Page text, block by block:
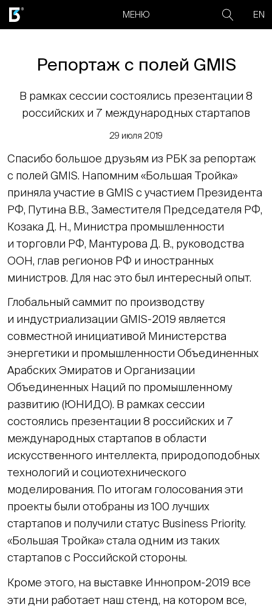
МЕНЮ EN
Репортаж с полей GMIS
В рамках сессии состоялись презентации 8
российских и 7 международных стартапов
29 июля 2019
Спасибо большое друзьям из РБК за репортаж
с полей GMIS. Напомним «Большая Тройка»
приняла участие в GMIS с участием Президента
РФ, Путина В.В., Заместителя Председателя РФ,
Козака Д. Н., Министра промышленности
и торговли РФ, Мантурова Д. В., руководства
ООН, глав регионов РФ и иностранных
министров. Для нас это был интересный опыт.
Глобальный саммит по производству
и индустриализации GMIS-2019 является
совместной инициативой Министерства
энергетики и промышленности Объединенных
Арабских Эмиратов и Организации
Объединенных Наций по промышленному
развитию (ЮНИДО). В рамках сессии
состоялись презентации 8 российских и 7
международных стартапов в области
искусственного интеллекта, природоподобных
технологий и социотехнического
моделирования. По итогам голосования эти
проекты были отобраны из 100 лучших
стартапов и получили статус Business Priority.
«Большая Тройка» стала одним из таких
стартапов с Российской стороны.
Кроме этого, на выставке Иннопром-2019 все
эти дни работает наш стенд, на котором все,